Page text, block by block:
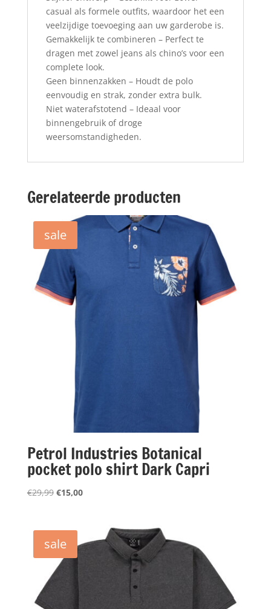
casual als formele outfits, waardoor het een
veelzijdige toevoeging aan uw garderobe is.
Gemakkelijk te combineren – Perfect te
dragen met zowel jeans als chino’s voor een
complete look.
Geen binnenzakken – Houdt de polo
eenvoudig en strak, zonder extra bulk.
Niet waterafstotend – Ideaal voor
binnengebruik of droge
weersomstandigheden.
Gerelateerde producten
sale
Petrol Industries Botanical
pocket polo shirt Dark Capri
€29,99 Oorspronkelijke
€29,99.
€15,00Huidige
€15,00.
sale